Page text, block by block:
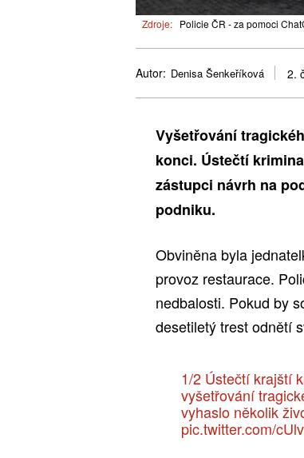
Zdroje: Policie ČR - za pomoci
Autor: Denisa Šenkeříková 2.
Vyšetřování
konci. Ústečtí
zástupci návrh na
podniku.
Obviněna byla
provoz restaurace.
nedbalosti. Pokud by
desetiletý trest odnětí
1/2 Ústečtí krajští
vyšetřování
vyhaslo několik
pic.twitter.com/